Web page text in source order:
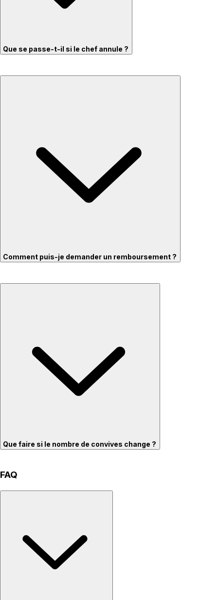
Que se passe-t-il si le chef annule ?
Comment puis-je demander un remboursement ?
Que faire si le nombre de convives change ?
FAQ